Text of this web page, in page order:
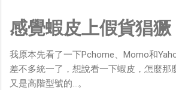
感覺蝦皮上假貨猖獗
我原本先看了一下Pchome、Momo和
差不多統一了，想說看一下蝦皮，怎麼那
又是高階型號的...。